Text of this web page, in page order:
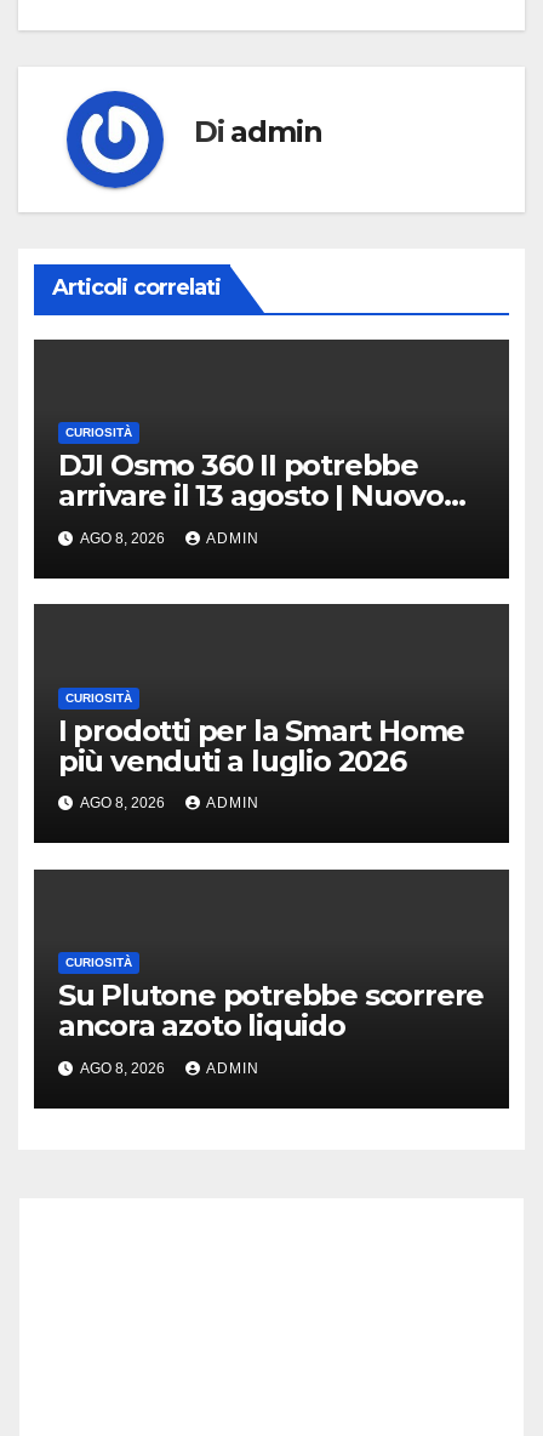
Di admin
Articoli correlati
CURIOSITÀ
DJI Osmo 360 II potrebbe
arrivare il 13 agosto | Nuovo
teaser
AGO 8, 2026 ADMIN
CURIOSITÀ
I prodotti per la Smart Home
più venduti a luglio 2026
AGO 8, 2026 ADMIN
CURIOSITÀ
Su Plutone potrebbe scorrere
ancora azoto liquido
AGO 8, 2026 ADMIN